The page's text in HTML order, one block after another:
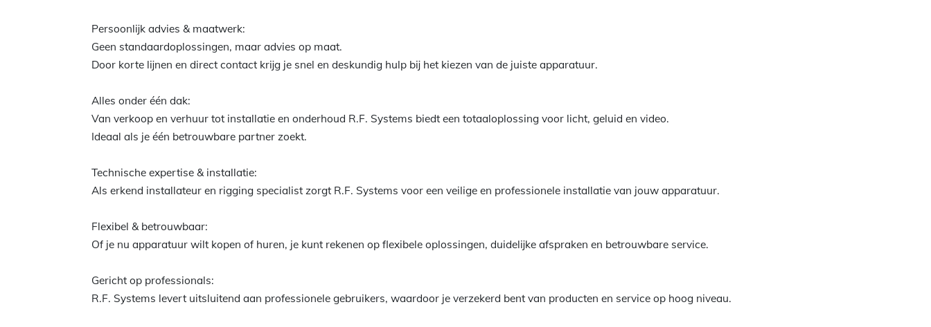
Persoonlijk advies & maatwerk:
Geen standaardoplossingen, maar advies op maat.
Door korte lijnen en direct contact krijg je snel en deskundig hulp bij het kiezen van de juiste apparatuur.
Alles onder één dak:
Van verkoop en verhuur tot installatie en onderhoud R.F. Systems biedt een totaaloplossing voor licht, geluid en video.
Ideaal als je één betrouwbare partner zoekt.
Technische expertise & installatie:
Als erkend installateur en rigging specialist zorgt R.F. Systems voor een veilige en professionele installatie van jouw apparatuur.
Flexibel & betrouwbaar:
Of je nu apparatuur wilt kopen of huren, je kunt rekenen op flexibele oplossingen, duidelijke afspraken en betrouwbare service.
Gericht op professionals:
R.F. Systems levert uitsluitend aan professionele gebruikers, waardoor je verzekerd bent van producten en service op hoog niveau.